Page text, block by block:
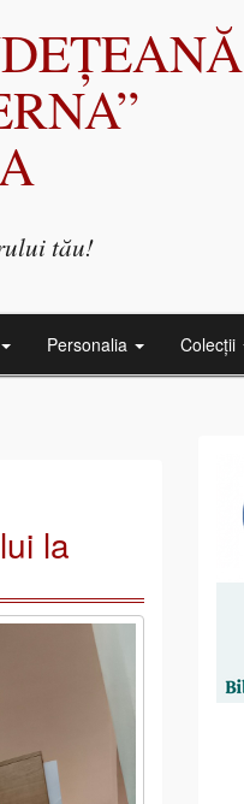
tău!
Personalia Colecții
la